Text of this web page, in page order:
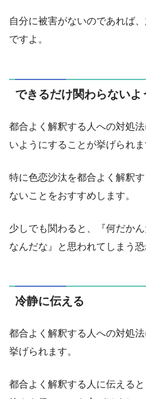
自分に被害がないのであれば
ですよ。
できるだけ関わらないよ
都合よく解釈する人への対処
いようにすることが挙げられま
特に色恋沙汰を都合よく解釈
ないことをおすすめします。
少しでも関わると、『何だか
なんだな』と思われてしまう恐
冷静に伝える
都合よく解釈する人への対処
挙げられます。
都合よく解釈する人に伝える